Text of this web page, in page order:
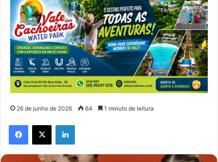
26 de junho de 2026 64 1 minuto de leitura
Facebook
X Linkedin